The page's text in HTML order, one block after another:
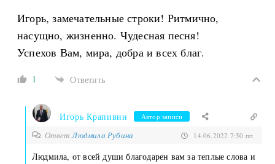
Игорь, замечательные строки! Ритмично,
насущно, жизненно. Чудесная песня!
Успехов Вам, мира, добра и всех благ.
1 Ответить
Игорь Крапивин Автор записи
ОтветЛюдмила Рубина 14.06.2022 7:50 пп
Людмила, от всей души благодарен вам за теплые слова и